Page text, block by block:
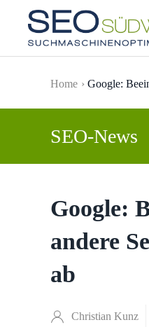
Skip to main content
Home Google:
SEO-News
Google:
andere
ab
Christian Kunz